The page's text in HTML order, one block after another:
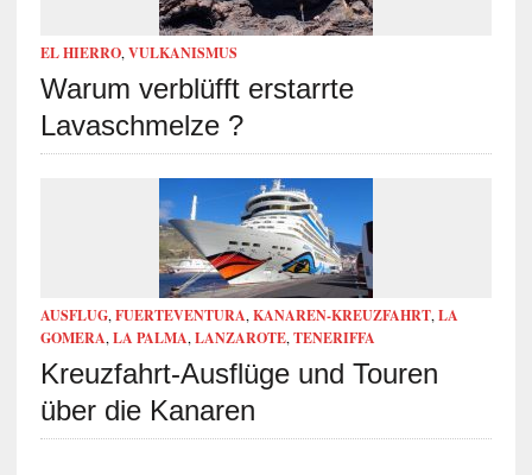
EL HIERRO, VULKANISMUS
Warum verblüfft erstarrte
Lavaschmelze ?
AUSFLUG, FUERTEVENTURA, KANAREN-KREUZFAHRT, LA
GOMERA, LA PALMA, LANZAROTE, TENERIFFA
Kreuzfahrt-Ausflüge und Touren
über die Kanaren